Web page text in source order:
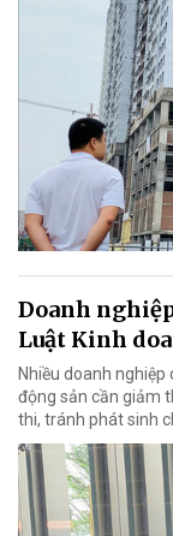
Doanh
Luật Kinh
Nhiều doanh
động sản cần giảm
thi, tránh phát sinh